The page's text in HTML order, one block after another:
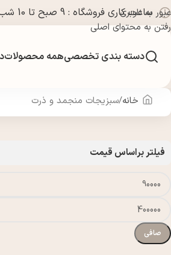
عبور به ناوبری
رفتن به محتوای اصلی
ساعت کاری فروشگاه : 9 صبح تا 10 شب
دسته بندی تخصصیهمه محصولات
خانه سبزیجات منجمد و ذرت
فیلتر براساس قیمت
صافی